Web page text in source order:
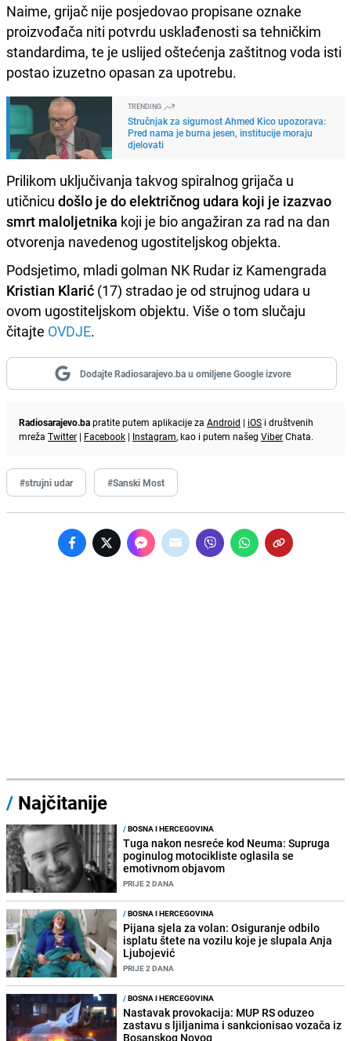
Naime, grijač nije posjedovao propisane oznake
proizvođača niti potvrdu usklađenosti sa tehničkim
standardima, te je uslijed oštećenja zaštitnog voda isti
postao izuzetno opasan za upotrebu.
TRENDING
Stručnjak za sigurnost Ahmed Kico upozorava:
Pred nama je burna jesen, institucije moraju
djelovati
Prilikom uključivanja takvog spiralnog grijača u
utičnicu došlo je do električnog udara koji je izazvao
smrt maloljetnika koji je bio angažiran za rad na dan
otvorenja navedenog ugostiteljskog objekta.
Podsjetimo, mladi golman NK Rudar iz Kamengrada
Kristian Klarić (17) stradao je od strujnog udara u
ovom ugostiteljskom objektu. Više o tom slučaju
čitajte OVDJE.
Dodajte Radiosarajevo.ba u omiljene Google izvore
Radiosarajevo.bapratite putem aplikacije za Android | iOS i društvenih
mreža Twitter | Facebook | Instagram, kao i putem našeg ViberChata.
#strujni udar #Sanski Most
/ Najčitanije
/BOSNA I HERCEGOVINA
Tuga nakon nesreće kod Neuma: Supruga
poginulog motocikliste oglasila se
emotivnom objavom
PRIJE 2 DANA
/BOSNA I HERCEGOVINA
Pijana sjela za volan: Osiguranje odbilo
isplatu štete na vozilu koje je slupala Anja
Ljubojević
PRIJE 2 DANA
/BOSNA I HERCEGOVINA
Nastavak provokacija: MUP RS oduzeo
zastavu s ljiljanima i sankcionisao vozača iz
Bosanskog Novog